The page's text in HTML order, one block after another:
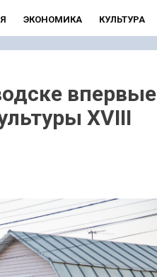
ЭКОНОМИКА КУЛЬТУРА
впервые
XVIII